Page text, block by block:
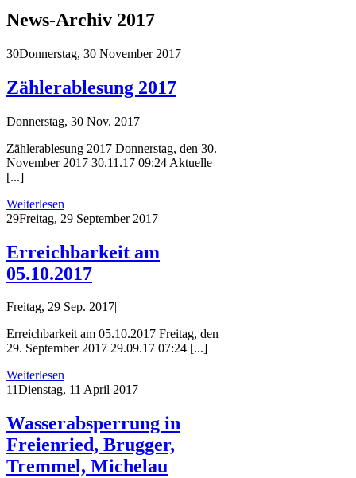
News-Archiv 2017
30Donnerstag, 30 November 2017
Zählerablesung 2017
Donnerstag, 30 Nov. 2017|
Zählerablesung 2017 Donnerstag, den 30.
November 2017 30.11.17 09:24 Aktuelle
[...]
Weiterlesen
29Freitag, 29 September 2017
Erreichbarkeit am
05.10.2017
Freitag, 29 Sep. 2017|
Erreichbarkeit am 05.10.2017 Freitag, den
29. September 2017 29.09.17 07:24 [...]
Weiterlesen
11Dienstag, 11 April 2017
Wasserabsperrung in
Freienried, Brugger,
Tremmel, Michelau